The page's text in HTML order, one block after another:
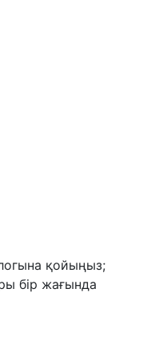
қойыңыз;
бір жағында